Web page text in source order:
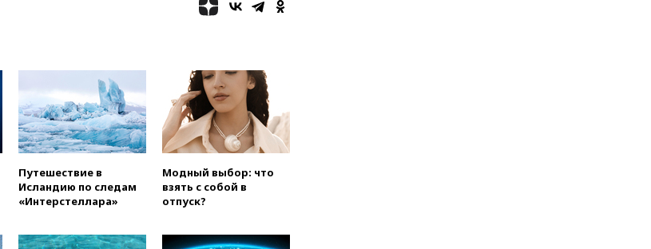
авантюра Германии ставит под
газопровода в Болгарии
вчера, 15:25При атаке БПЛА в
Белгородской области погиб
мирный житель
вчера, 14:54В Аргентине умер
отец футболиста Лионеля
Месси
Турция
Черном море
Путешествие в
Исландию по следам
«Интерстеллара»
Модный выбор: что
взять с собой в
отпуск?